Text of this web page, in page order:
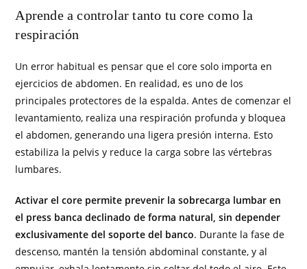
Aprende a controlar tanto tu core como la
respiración
Un error habitual es pensar que el core solo importa en
ejercicios de abdomen. En realidad, es uno de los
principales protectores de la espalda. Antes de comenzar el
levantamiento, realiza una respiración profunda y bloquea
el abdomen, generando una ligera presión interna. Esto
estabiliza la pelvis y reduce la carga sobre las vértebras
lumbares.
Activar el core permite prevenir la sobrecarga lumbar en
el press banca declinado de forma natural, sin depender
exclusivamente del soporte del banco. Durante la fase de
descenso, mantén la tensión abdominal constante, y al